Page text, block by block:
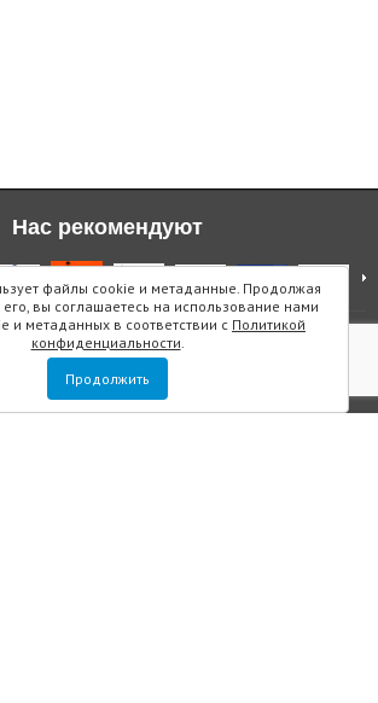
файлы cookie и метаданные. Продолжая
его, вы соглашаетесь на использование нами
и метаданных в соответствии с Политикой
конфиденциальности.
Продолжить
Нас рекомендуют
Карта сайта
Е.О.